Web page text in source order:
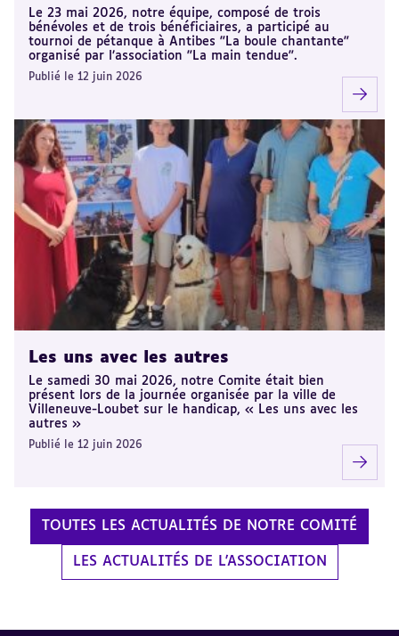
Le 23 mai 2026, notre équipe, composé de trois
bénévoles et de trois bénéficiaires, a participé au
tournoi de pétanque à Antibes "La boule chantante"
organisé par l’association "La main tendue".
Publié le 12 juin 2026
Les uns avec les autres
Le samedi 30 mai 2026, notre Comite était bien
présent lors de la journée organisée par la ville de
Villeneuve-Loubet sur le handicap, « Les uns avec les
autres »
Publié le 12 juin 2026
TOUTES LES ACTUALITÉS DE NOTRE COMITÉ
LES ACTUALITÉS DE L'ASSOCIATION